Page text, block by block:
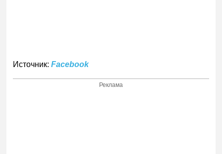
Источник: Facebook
Реклама